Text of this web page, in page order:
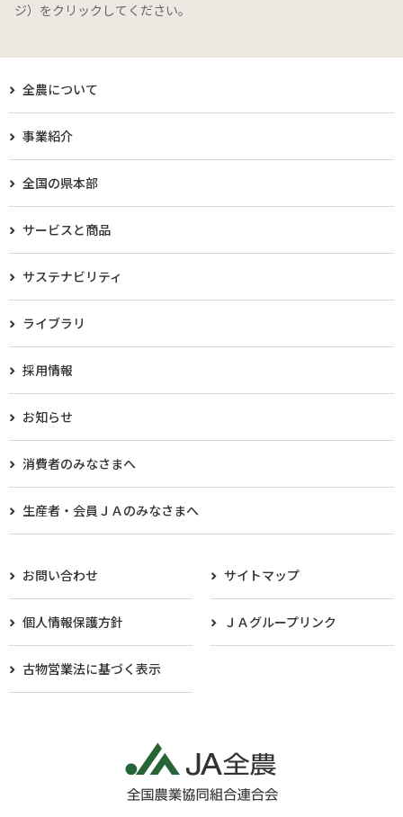
ジ）をクリックしてください。
全農について
事業紹介
全国の県本部
サービスと商品
サステナビリティ
ライブラリ
採用情報
お知らせ
消費者のみなさまへ
生産者・会員ＪＡのみなさまへ​
お問い合わせ サイトマップ
個人情報保護方針 ＪＡグループリンク
古物営業法に基づく表示